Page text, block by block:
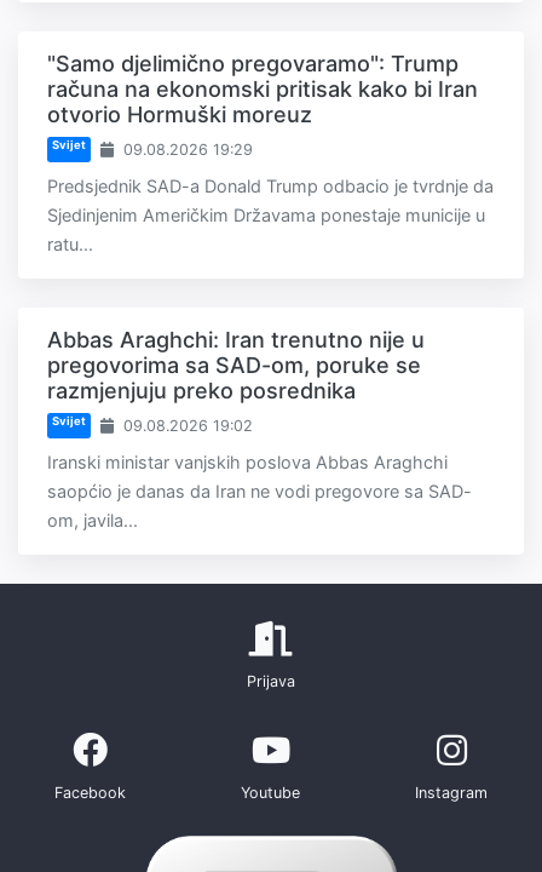
"Samo djelimično pregovaramo": Trump
računa na ekonomski pritisak kako bi Iran
otvorio Hormuški moreuz
Svijet 09.08.2026 19:29
Predsjednik SAD-a Donald Trump odbacio je tvrdnje da
Sjedinjenim Američkim Državama ponestaje municije u
ratu...
Abbas Araghchi: Iran trenutno nije u
pregovorima sa SAD-om, poruke se
razmjenjuju preko posrednika
Svijet 09.08.2026 19:02
Iranski ministar vanjskih poslova Abbas Araghchi
saopćio je danas da Iran ne vodi pregovore sa SAD-
om, javila...
Prijava
Facebook Youtube Instagram